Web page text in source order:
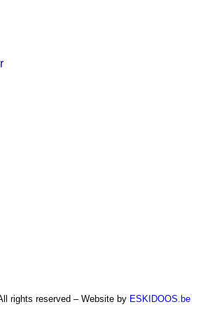
rights reserved – Website by ESKIDOOS.be